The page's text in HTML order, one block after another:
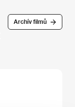
Archív filmů